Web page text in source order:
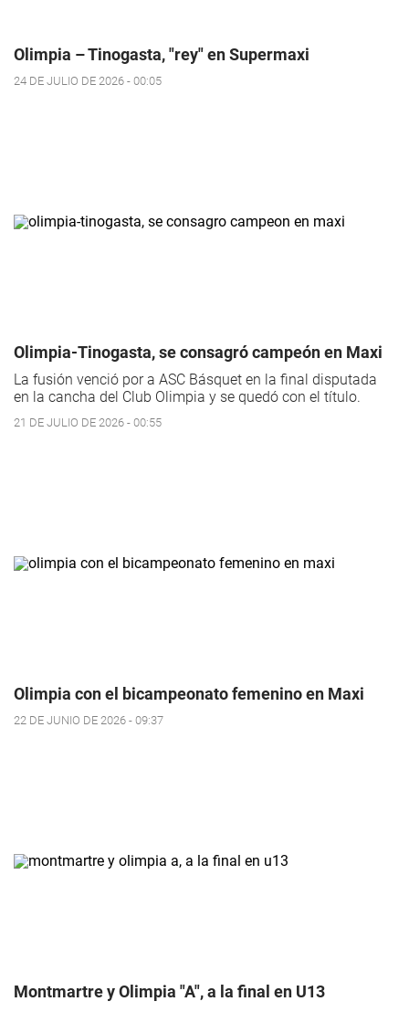
Olimpia – Tinogasta, "rey" en Supermaxi
24 DE JULIO DE 2026 - 00:05
Olimpia-Tinogasta, se consagró campeón en Maxi
La fusión venció por a ASC Básquet en la final disputada
en la cancha del Club Olimpia y se quedó con el título.
21 DE JULIO DE 2026 - 00:55
Olimpia con el bicampeonato femenino en Maxi
22 DE JUNIO DE 2026 - 09:37
Montmartre y Olimpia "A", a la final en U13